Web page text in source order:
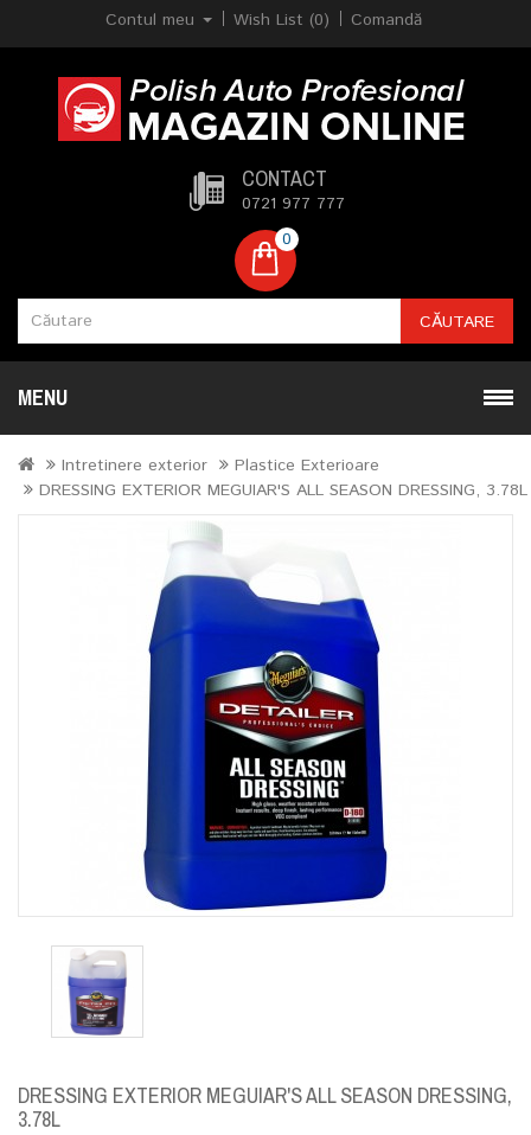
Contul meu Wish List (0) Comandă
CONTACT
0721 977 777
0
CĂUTARE
MENU
Intretinere exterior
Plastice Exterioare
DRESSING EXTERIOR MEGUIAR'S ALL SEASON DRESSING, 3.78L
DRESSING EXTERIOR MEGUIAR'S ALL SEASON DRESSING,
3.78L